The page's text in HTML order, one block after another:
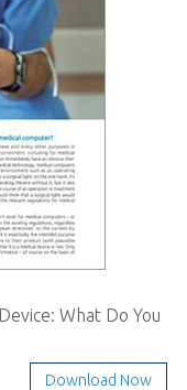
What Do You
Download Now